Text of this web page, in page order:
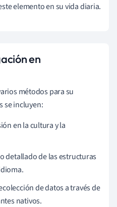
elemento en su vida diaria.
en
métodos para su
se incluyen:
en la cultura y la
detallado de las estructuras
de datos a través de
nativos.